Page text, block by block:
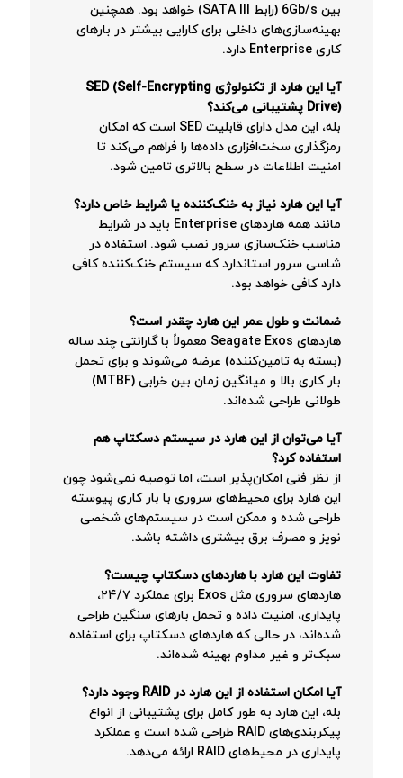
بین 6Gb/s (رابط SATA III) خواهد بود. همچنین
بهینه‌سازی‌های داخلی برای کارایی بیشتر در بارهای
کاری Enterprise دارد.
آیا این هارد از تکنولوژی SED (Self-Encrypting
Drive) پشتیبانی می‌کند؟
بله، این مدل دارای قابلیت SED است که امکان
رمزگذاری سخت‌افزاری داده‌ها را فراهم می‌کند تا
امنیت اطلاعات در سطح بالاتری تامین شود.
آیا این هارد نیاز به خنک‌کننده یا شرایط خاص دارد؟
مانند همه هاردهای Enterprise باید در شرایط
مناسب خنک‌سازی سرور نصب شود. استفاده در
شاسی سرور استاندارد که سیستم خنک‌کننده کافی
دارد کافی خواهد بود.
ضمانت و طول عمر این هارد چقدر است؟
هاردهای Seagate Exos معمولاً با گارانتی چند ساله
(بسته به تامین‌کننده) عرضه می‌شوند و برای تحمل
بار کاری بالا و میانگین زمان بین خرابی (MTBF)
طولانی طراحی شده‌اند.
آیا می‌توان از این هارد در سیستم دسکتاپ هم
استفاده کرد؟
از نظر فنی امکان‌پذیر است، اما توصیه نمی‌شود چون
این هارد برای محیط‌های سروری با بار کاری پیوسته
طراحی شده و ممکن است در سیستم‌های شخصی
نویز و مصرف برق بیشتری داشته باشد.
تفاوت این هارد با هاردهای دسکتاپ چیست؟
هاردهای سروری مثل Exos برای عملکرد ۲۴/۷،
پایداری، امنیت داده و تحمل بارهای سنگین طراحی
شده‌اند، در حالی که هاردهای دسکتاپ برای استفاده
سبک‌تر و غیر مداوم بهینه شده‌اند.
آیا امکان استفاده از این هارد در RAID وجود دارد؟
بله، این هارد به طور کامل برای پشتیبانی از انواع
پیکربندی‌های RAID طراحی شده است و عملکرد
پایداری در محیط‌های RAID ارائه می‌دهد.